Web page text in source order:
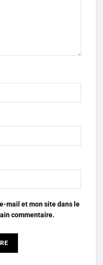
mail et mon site dans le
commentaire.